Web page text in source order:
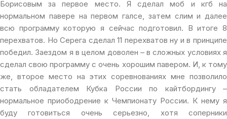
Борисовым за первое место. Я сделал моб и кгб на
нормальном павере на первом галсе, затем слим и далее
всю программу которую я сейчас подготовил. В итоге 8
перехватов. Но Серега сделал 11 перехватов ну и в принципе
победил. Заездом я в целом доволен – в сложных условиях я
сделал свою программу с очень хорошим павером. И, к тому
же, второе место на этих соревнованиях мне позволило
стать обладателем Кубка России по кайтбордингу –
нормальное приободрение к Чемпионату России. К нему я
буду готовиться очень серьезно, хотя соперники